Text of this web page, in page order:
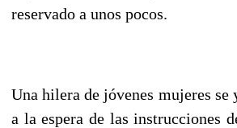
reservado a unos pocos.
Una hilera de jóvenes mujeres se
a la espera de las instrucciones